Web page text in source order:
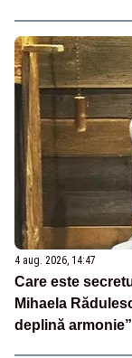
4 aug. 2026, 14:47
Care este
Mihaela
deplină armonie”